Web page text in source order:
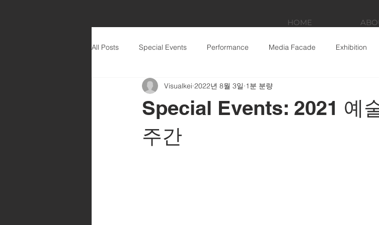
HOME
All Posts Special Events Performance Media Facade Exhibition
Special Events: 2021 예
주간
Visualkei 2022년 8월 3일 1분 분량